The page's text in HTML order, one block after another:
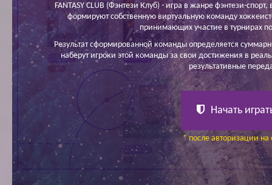
FANTASY CLUB (Фэнтези Клуб) - игра в жанре фэнтези-
формируют собственную виртуальную команду
принимающих участие в турнирах
Результат сформированной команды определяется
наберут игроки этой команды за свои достижения в
результативные
Начать
* после авторизации на
Крыльцов В.
28 830
Котляренко И.
25 300
-100
Яковлев Г.
26 400
Хроменков А.
24 900
-100